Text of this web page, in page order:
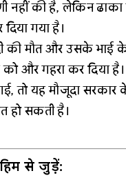
नहीं की है, लेकिन ढाका
गया है।
की मौत और उसके भाई
को और गहरा कर दिया
तो यह मौजूदा
हो सकती है।
से जुड़ें: